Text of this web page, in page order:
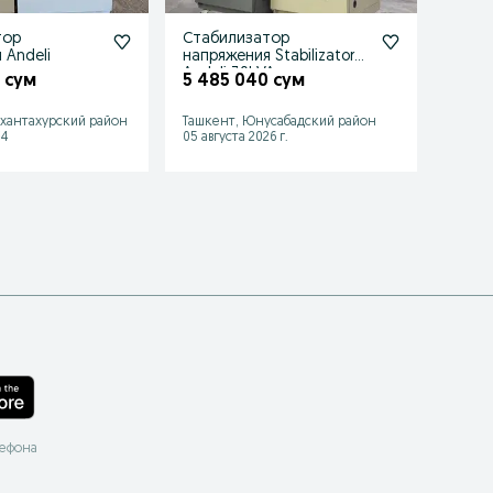
Andeli
сум
район
Стабилизатор
напряжения Stabilizator
Andeli 30kVA
5 485 040 сум
Ташкент, Юнусабадский район
05 августа 2026 г.